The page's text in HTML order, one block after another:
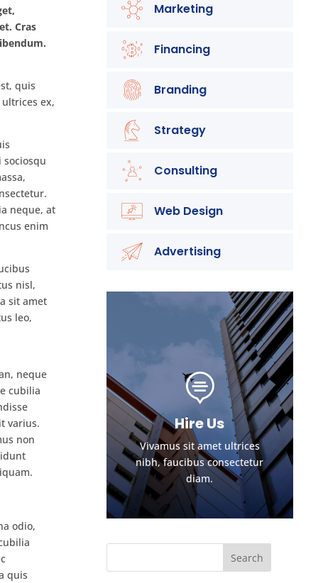
Cras
quis
ex,
neque, at
enim
nisl,
sit amet
leo,
neque
cubilia
varius.
non
odio,
quis
Marketing
Financing
Branding
Strategy
Consulting
Web Design
Advertising

Hire Us
Vivamus sit amet ultrices
nibh, faucibus consectetur
diam.